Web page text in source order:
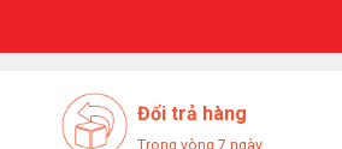
Đổi trả hàng